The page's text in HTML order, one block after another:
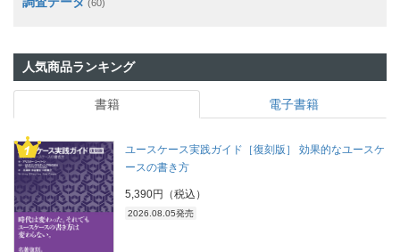
(60)
人気商品ランキング
書籍 電子書籍
ユースケース実践ガイド［復刻版］ 効果的なユースケ
ースの書き方
5,390円（税込）
2026.08.05発売